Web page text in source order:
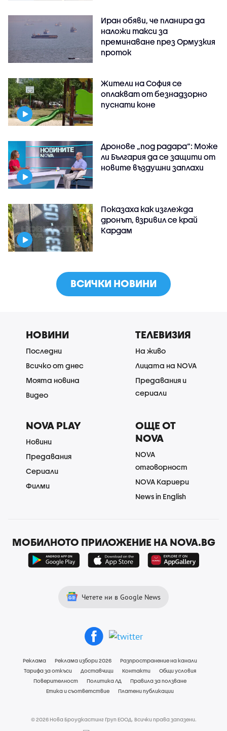
Иран обяви, че планира да
наложи такси за
преминаване през Ормузкия
проток
Жители на София се
оплакват от безнадзорно
пуснати коне
Дронове „под радара“: Може
ли България да се защити от
новите въздушни заплахи
Показаха как изглежда
дронът, взривил се край
Кардам
ВСИЧКИ НОВИНИ
НОВИНИ
Последни
Всичко от днес
Моята новина
Видео
ТЕЛЕВИЗИЯ
На живо
Лицата на NOVA
Предавания и
сериали
NOVA PLAY
Новини
Предавания
Сериали
Филми
ОЩЕ ОТ
NOVA
NOVA
отговорност
NOVA Кариери
News in English
МОБИЛНОТО ПРИЛОЖЕНИЕ НА NOVA.BG
Четете ни в Google News
Реклама Реклама избори 2026
Разпространение на канали
Тарифа за откъси
Доставчици Контакти
Общи условия
Поверителност
Политика ЛД
Правила за ползване
Етика и съответствие
Платени публикации
© 2026 Нова Броудкастинг Груп ЕООД. Всички права запазени.